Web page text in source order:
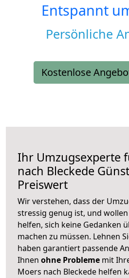
Entspannt
Persönliche
Kostenlose
Ihr Umzugsexperte
nach Bleckede
Preiswert
Wir verstehen, dass der
stressig genug ist, und
helfen, sich keine Gedanken
machen zu müssen. Lehnen
haben garantiert passende
Ihnen ohne Probleme mit
Moers nach Bleckede helfen